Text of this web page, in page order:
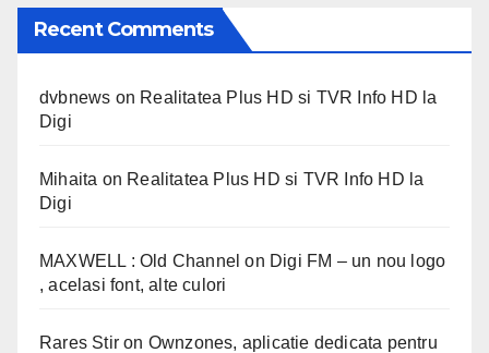
Recent Comments
dvbnews on Realitatea Plus HD si TVR Info HD la
Digi
Mihaita on Realitatea Plus HD si TVR Info HD la
Digi
MAXWELL : Old Channel on Digi FM – un nou logo
, acelasi font, alte culori
Rares Stir on Ownzones, aplicatie dedicata pentru